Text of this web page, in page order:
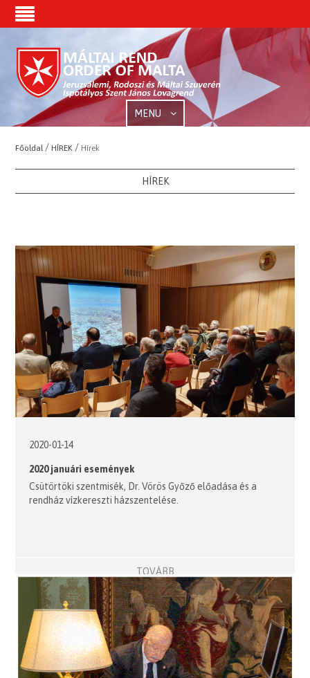
MENU
Főoldal /HÍREK / Hírek
HÍREK
2020-01-14
2020 januári események
Csütörtöki szentmisék, Dr. Vörös Győző előadása és a
rendház vízkereszti házszentelése.
TOVÁBB